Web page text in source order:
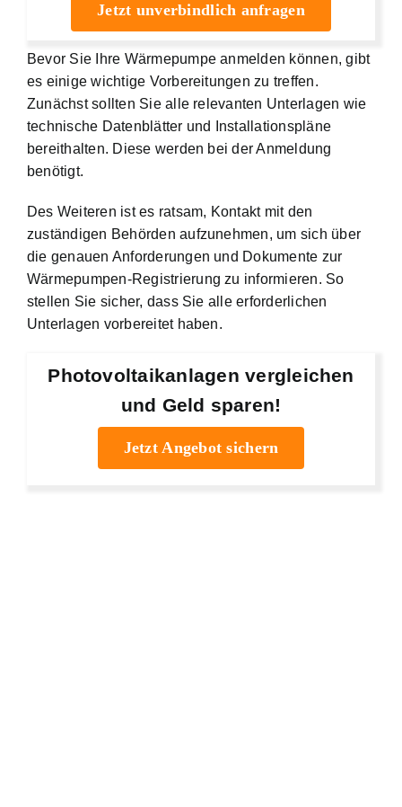
Jetzt unverbindlich anfragen
Bevor Sie Ihre Wärmepumpe anmelden können, gibt
es einige wichtige Vorbereitungen zu treffen.
Zunächst sollten Sie alle relevanten Unterlagen wie
technische Datenblätter und Installationspläne
bereithalten. Diese werden bei der Anmeldung
benötigt.
Des Weiteren ist es ratsam, Kontakt mit den
zuständigen Behörden aufzunehmen, um sich über
die genauen Anforderungen und Dokumente zur
Wärmepumpen-Registrierung zu informieren. So
stellen Sie sicher, dass Sie alle erforderlichen
Unterlagen vorbereitet haben.
Photovoltaikanlagen vergleichen
und Geld sparen!
Jetzt Angebot sichern